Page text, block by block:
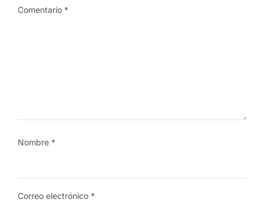
Comentario *
Nombre *
Correo electrónico *